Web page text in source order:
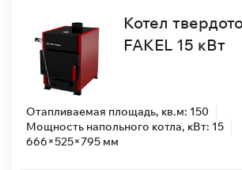
Котел
FAKEL 15 кВт
Отапливаемая площадь, кв.м: 150
Мощность напольного котла, кВт: 15
666×525×795 мм